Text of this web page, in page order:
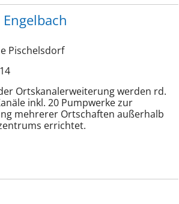
Pischelsdorf
Ortskanalerweiterung werden rd.
inkl. 20 Pumpwerke zur
mehrerer Ortschaften außerhalb
errichtet.